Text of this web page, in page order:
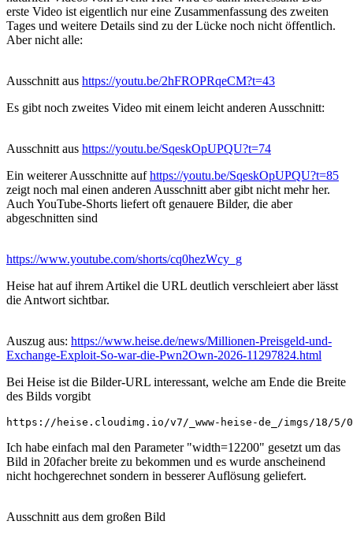
erste Video ist eigentlich nur eine Zusammenfassung des zweiten
Tages und weitere Details sind zu der Lücke noch nicht öffentlich.
Aber nicht alle:
Ausschnitt aus https://youtu.be/2hFROPRqeCM?t=43
Es gibt noch zweites Video mit einem leicht anderen Ausschnitt:
Ausschnitt aus https://youtu.be/SqeskOpUPQU?t=74
Ein weiterer Ausschnitte aufhttps://youtu.be/SqeskOpUPQU?t=85
zeigt noch mal einen anderen Ausschnitt aber gibt nicht mehr her.
Auch YouTube-Shorts liefert oft genauere Bilder, die aber
abgeschnitten sind
https://www.youtube.com/shorts/cq0hezWcy_g
Heise hat auf ihrem Artikel die URL deutlich verschleiert aber lässt
die Antwort sichtbar.
Auszug aus: https://www.heise.de/news/Millionen-Preisgeld-und-
Exchange-Exploit-So-war-die-Pwn2Own-2026-11297824.html
Bei Heise ist die Bilder-URL interessant, welche am Ende die Breite
des Bilds vorgibt
https://heise.cloudimg.io/v7/_www-heise-de_/imgs/18/5/0/
Ich habe einfach mal den Parameter "width=12200" gesetzt um das
Bild in 20facher breite zu bekommen und es wurde anscheinend
nicht hochgerechnet sondern in besserer Auflösung geliefert.
Ausschnitt aus dem großen Bild